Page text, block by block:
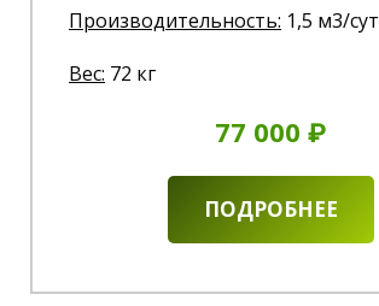
Производительность: 1,5 м3/сут
Вес: 72 кг
77 000 ₽
ПОДРОБНЕЕ